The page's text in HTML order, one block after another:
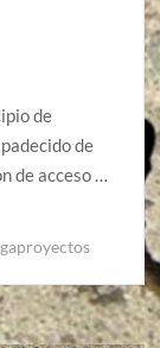
de
de
de acceso …